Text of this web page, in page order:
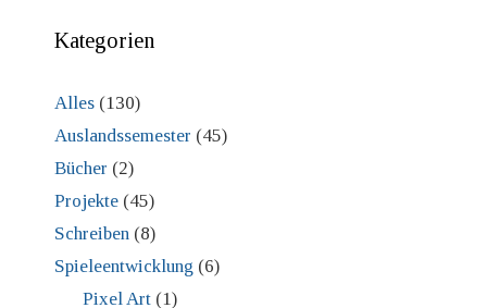
Kategorien
Alles (130)
Auslandssemester (45)
Bücher (2)
Projekte (45)
Schreiben (8)
Spieleentwicklung (6)
Pixel Art(1)